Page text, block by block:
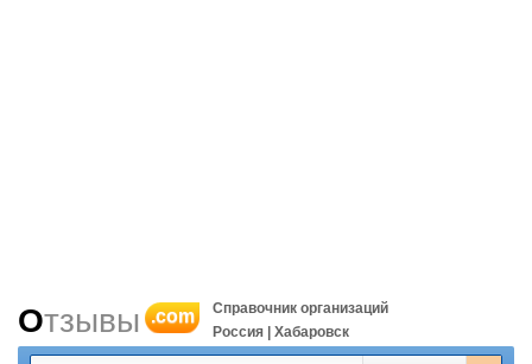
Отзывы .com
Справочник организаций
Россия | Хабаровск